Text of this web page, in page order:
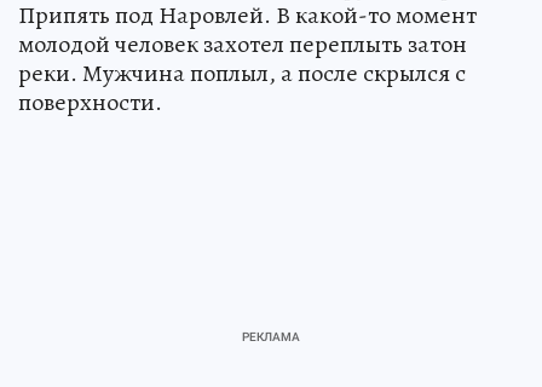
Припять под Наровлей. В какой-то момент
молодой человек захотел переплыть затон
реки. Мужчина поплыл, а после скрылся с
поверхности.